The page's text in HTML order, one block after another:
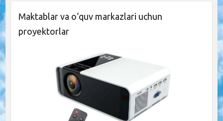
Maktablar va o‘quv markazlari uchun
proyektorlar